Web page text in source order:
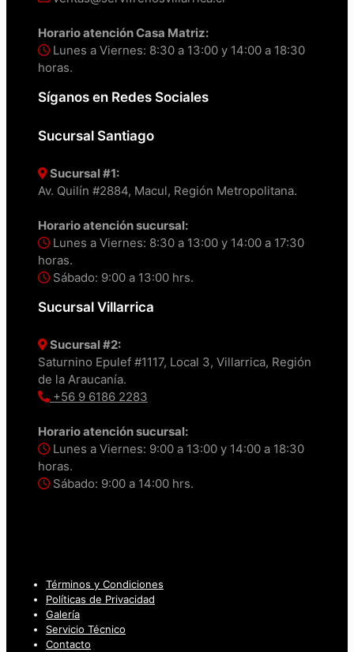
Horario atención Casa Matriz:
Lunes a Viernes: 8:30 a 13:00 y 14:00 a 18:30
horas.
Síganos en Redes Sociales
Sucursal Santiago
Sucursal #1:
Av. Quilín #2884, Macul, Región Metropolitana.
Horario atención sucursal:
Lunes a Viernes: 8:30 a 13:00 y 14:00 a 17:30
horas.
Sábado: 9:00 a 13:00 hrs.
Sucursal Villarrica
Sucursal #2:
Saturnino Epulef #1117, Local 3, Villarrica, Región
de la Araucanía.
+56 9 6186 2283
Horario atención sucursal:
Lunes a Viernes: 9:00 a 13:00 y 14:00 a 18:30
horas.
Sábado: 9:00 a 14:00 hrs.
Términos y Condiciones
Políticas de Privacidad
Galería
Servicio Técnico
Contacto